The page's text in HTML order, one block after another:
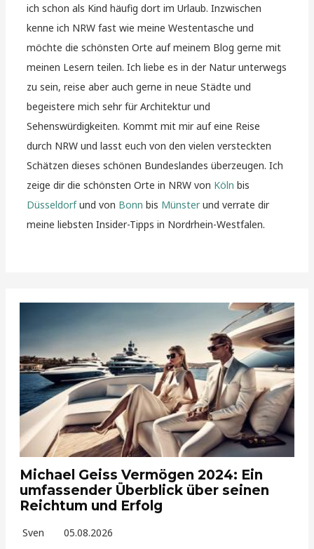
ich schon als Kind häufig dort im Urlaub. Inzwischen
kenne ich NRW fast wie meine Westentasche und
möchte die schönsten Orte auf meinem Blog gerne mit
meinen Lesern teilen. Ich liebe es in der Natur unterwegs
zu sein, reise aber auch gerne in neue Städte und
begeistere mich sehr für Architektur und
Sehenswürdigkeiten. Kommt mit mir auf eine Reise
durch NRW und lasst euch von den vielen versteckten
Schätzen dieses schönen Bundeslandes überzeugen. Ich
zeige dir die schönsten Orte in NRW von Köln bis
Düsseldorfund von Bonn bis Münsterund verrate dir
meine liebsten Insider-Tipps in Nordrhein-Westfalen.
Michael Geiss Vermögen 2024: Ein
umfassender Überblick über seinen
Reichtum und Erfolg
Sven 05.08.2026